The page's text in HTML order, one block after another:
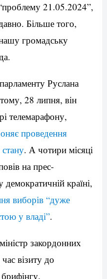
21.05.2024”,
Більше того,
громадську
Руслана
28 липня, він
телемарафону,
проведення
. А чотири місяці
на прес-
країні,
виборів “дуже
у владі”.
закордонних
візиту до